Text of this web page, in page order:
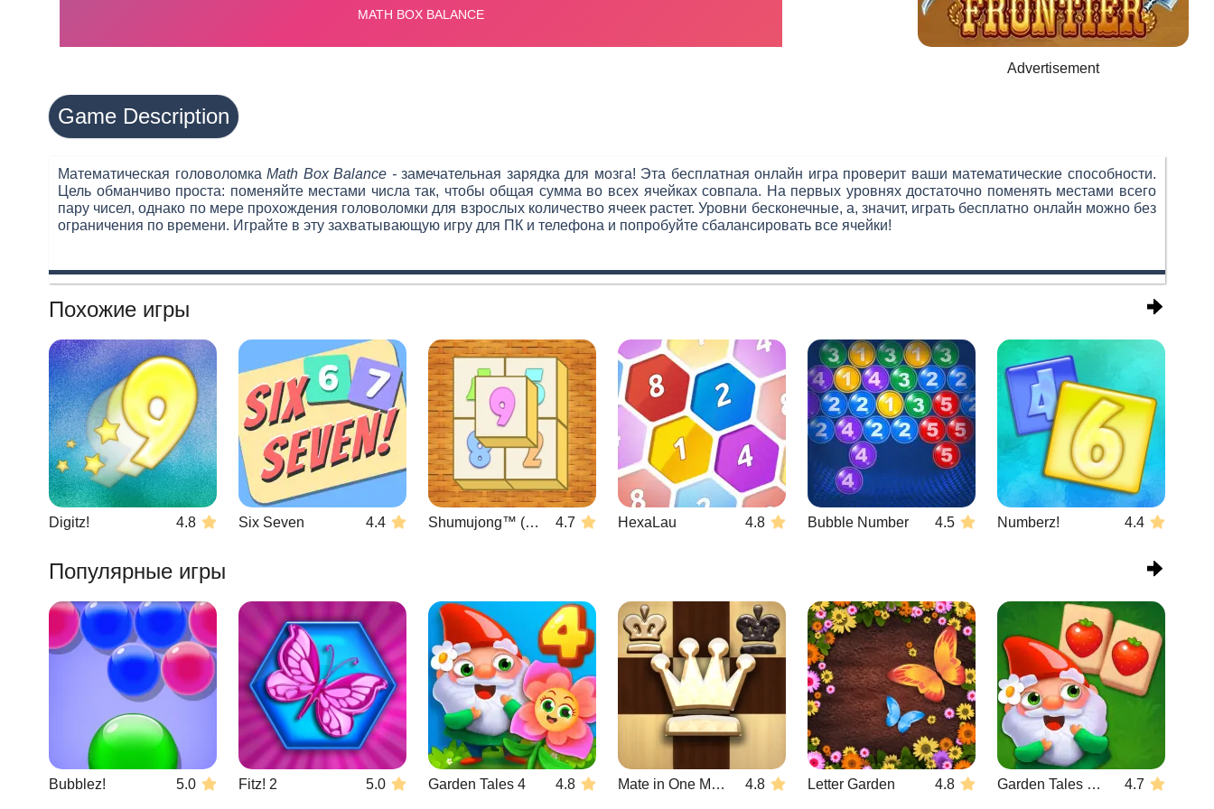
Advertisement
Game Description
Математическая головоломкаMath Box Balance -замечательная зарядка для мозга! Эта бесплатная онлайн игра проверит ваши математические способности.
Цель обманчиво проста: поменяйте местами числа так, чтобы общая сумма во всех ячейках совпала. На первых уровнях достаточно поменять местами всего
пару чисел, однако по мере прохождения головоломки для взрослых количество ячеек растет. Уровни бесконечные, а, значит, играть бесплатно онлайн можно без
ограничения по времени. Играйте в эту захватывающую игру для ПК и телефона и попробуйте сбалансировать все ячейки!
Похожие игры
Digitz! 4.8 Six Seven 4.4 Shumujong™ (digitz mahjong) 4.7 HexaLau 4.8 Bubble Number 4.5 Numberz! 4.4
Популярные игры
Bubblez! 5.0 Fitz! 2 5.0 Garden Tales 4 4.8 Mate in One Move 4.8 Letter Garden 4.8 Garden Tales Mahjong 4.7